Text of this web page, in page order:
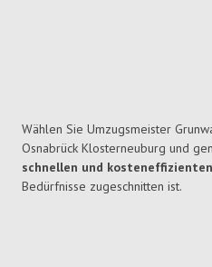
Wählen Sie Umzugsmeister
Osnabrück Klosterneuburg und
schnellen und
Bedürfnisse zugeschnitten ist.